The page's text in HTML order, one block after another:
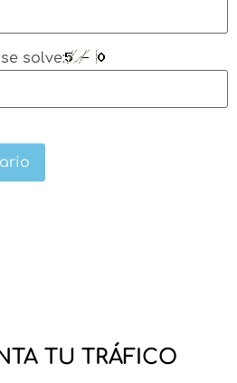
solve:
TU TRÁFICO